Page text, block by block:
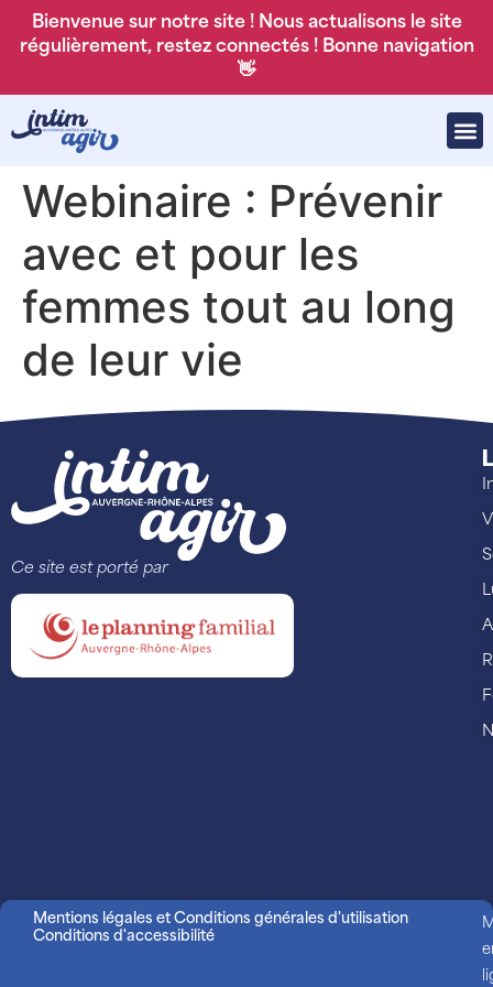
Bienvenue sur notre site ! Nous actualisons le site
régulièrement, restez connectés ! Bonne navigation
👋
Webinaire : Prévenir
avec et pour les
femmes tout au long
de leur vie
Ce site est porté par
Mentions légales et Conditions générales d'utilisation
Conditions d'accessibilité